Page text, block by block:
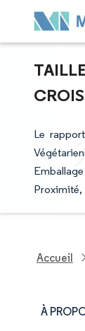
Le
Proximité,
Accueil
À